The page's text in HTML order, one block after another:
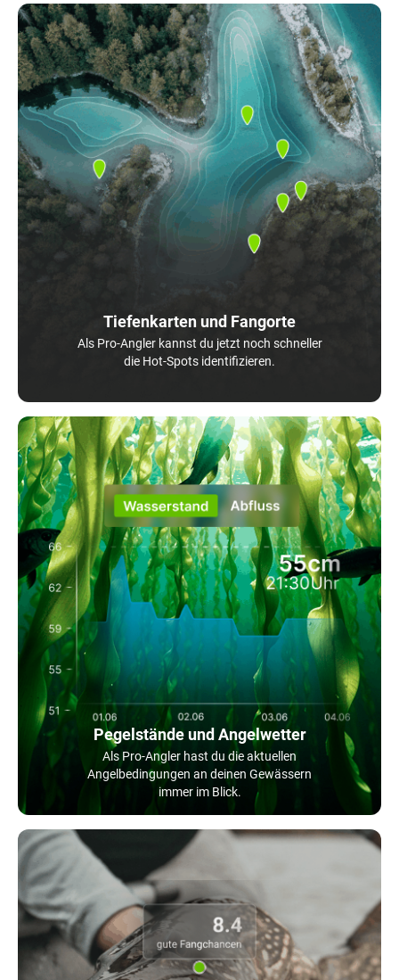
Tiefenkarten und Fangorte
Als Pro-Angler kannst du jetzt noch schneller
die Hot-Spots identifizieren.
Pegelstände und Angelwetter
Als Pro-Angler hast du die aktuellen
Angelbedingungen an deinen Gewässern
immer im Blick.